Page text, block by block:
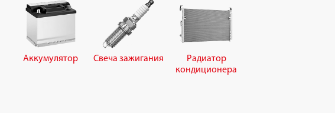
Аккумулятор Свеча зажигания
Радиатор
кондиционера